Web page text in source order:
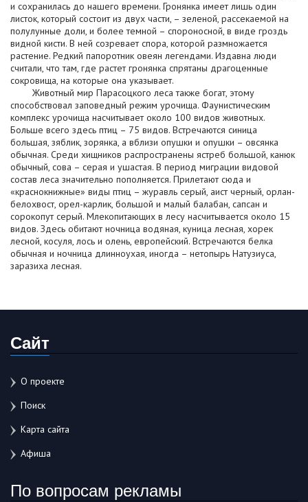
и сохранилась до нашего времени. Гронянка имеет лишь один
листок, который состоит из двух части, – зеленой, рассекаемой на
полулунные доли, и более темной – спороносной, в виде гроздь
видной кисти. В ней созревает спора, которой размножается
растение. Редкий папоротник овеян легендами. Издавна люди
считали, что там, где растет гронянка спрятаны драгоценные
сокровища, на которые она указывает.
Животный мир Парасоцкого леса также богат, этому
способствовал заповедный режим урочища. Фаунистическим
комплекс урочища насчитывает около 100 видов животных.
Больше всего здесь птиц – 75 видов. Встречаются синица
большая, зяблик, зорянка, а вблизи опушки и опушки – овсянка
обычная. Среди хищников распространены ястреб большой, канюк
обычный, сова – серая и ушастая. В период миграции видовой
состав леса значительно пополняется. Прилетают сюда и
«краснокнижные» виды птиц – журавль серый, аист черный, орлан-
белохвост, орел-карлик, большой и малый балабан, сапсан и
сорокопут серый. Млекопитающих в лесу насчитывается около 15
видов. Здесь обитают ночница водяная, куница лесная, хорек
лесной, косуля, лось и олень, европейский. Встречаются белка
обычная и ночница длинноухая, иногда – нетопырь Натузиуса,
заразиха лесная.
Сайт
О проекте
Поиск
Карта сайта
Афиша
По вопросам рекламы